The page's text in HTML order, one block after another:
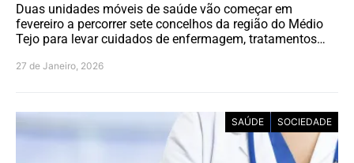
Duas unidades móveis de saúde vão começar em
fevereiro a percorrer sete concelhos da região do Médio
Tejo para levar cuidados de enfermagem, tratamentos…
27 de Janeiro, 2026
SAÚDE SOCIEDADE